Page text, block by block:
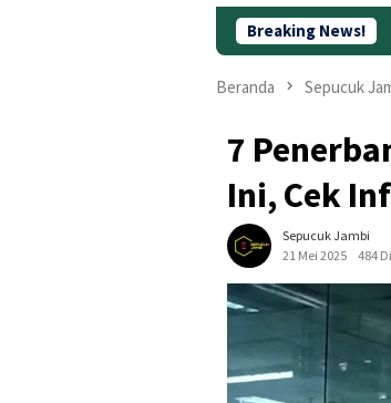
Breaking News!Viral
Beranda Sepucuk
7
Ini, Cek
Sepucuk Jambi
21 Mei 2025
484